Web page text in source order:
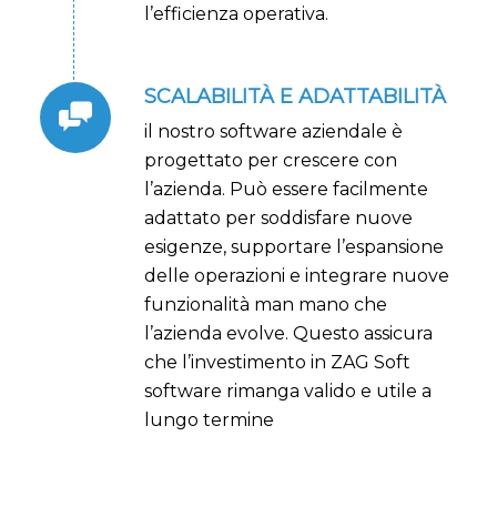
l’efficienza operativa.
SCALABILITÀ E ADATTABILITÀ
il nostro software aziendale è
progettato per crescere con
l’azienda. Può essere facilmente
adattato per soddisfare nuove
esigenze, supportare l’espansione
delle operazioni e integrare nuove
funzionalità man mano che
l’azienda evolve. Questo assicura
che l’investimento in ZAG Soft
software rimanga valido e utile a
lungo termine